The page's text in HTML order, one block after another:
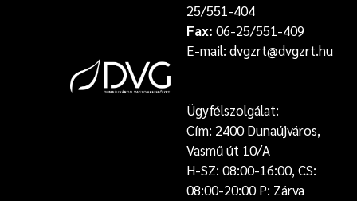
25/551-404
Fax: 06-25/551-409
E-mail: dvgzrt@dvgzrt.hu
Ügyfélszolgálat:
Cím: 2400 Dunaújváros,
Vasmű út 10/A
H-SZ: 08:00-16:00, CS:
08:00-20:00 P: Zárva